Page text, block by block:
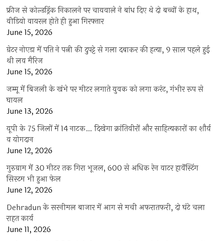
फ्रीज से कोल्डड्रिंक निकालने पर चायवाले ने बांध दिए थे दो बच्चों के हाथ,
वीडियो वायरल होते ही हुआ गिरफ्तार
June 15, 2026
ग्रेटर नोएडा में पति ने पत्नी की दुपट्टे से गला दबाकर की हत्या, 9 साल पहले हुई
थी लव मैरिज
June 15, 2026
जम्मू में बिजली के खंभे पर मीटर लगाते युवक को लगा करंट, गंभीर रूप से
घायल
June 13, 2026
यूपी के 75 जिलों में 14 नाटक… दिखेगा क्रांतिवीरों और साहित्यकारों का शौर्य
व योगदान
June 12, 2026
गुरुग्राम में 30 मीटर तक गिरा भूजल, 600 से अधिक रेन वाटर हार्वेस्टिंग
सिस्टम भी हुआ फेल
June 12, 2026
Dehradun के सरनीमल बाजार में आग से मची अफरातफरी, दो घंटे चला
राहत कार्य
June 11, 2026